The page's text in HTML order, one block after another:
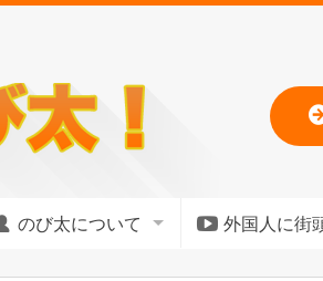
のび太について 外国人に街